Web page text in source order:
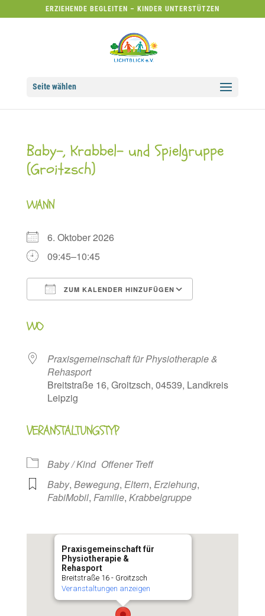
ERZIEHENDE BEGLEITEN – KINDER UNTERSTÜTZEN
Seite wählen
Baby-, Krabbel- und Spielgruppe
(Groitzsch)
WANN
6. Oktober 2026
09:45–10:45
ZUM KALENDER HINZUFÜGEN
WO
Praxisgemeinschaft für Physiotherapie &
Rehasport
Breitstraße 16, Groitzsch, 04539, Landkreis
Leipzig
VERANSTALTUNGSTYP
Baby / Kind Offener Treff
Baby, Bewegung, Eltern, Erziehung,
FabiMobil, Familie, Krabbelgruppe
Praxisgemeinschaft für
Physiotherapie &
Rehasport
Breitstraße 16 - Groitzsch
Veranstaltungen anzeigen